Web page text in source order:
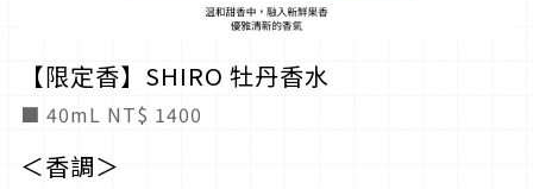
【限定香】 SHIRO 牡丹香水
■ 40mL NT$ 1400
＜香調＞